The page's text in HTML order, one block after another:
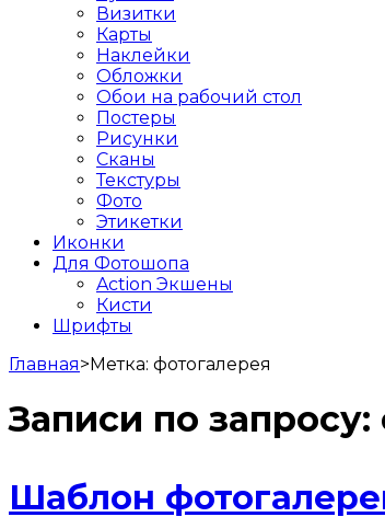
Визитки
Карты
Наклейки
Обложки
Обои на рабочий стол
Постеры
Рисунки
Сканы
Текстуры
Фото
Этикетки
Иконки
Для Фотошопа
Action Экшены
Кисти
Шрифты
Главная>Метка: фотогалерея
Записи по запросу:
Шаблон